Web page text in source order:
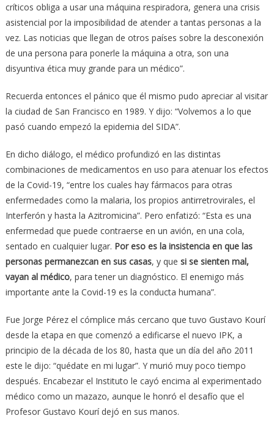
críticos obliga a usar una máquina respiradora, genera una crisis
asistencial por la imposibilidad de atender a tantas personas a la
vez. Las noticias que llegan de otros países sobre la desconexión
de una persona para ponerle la máquina a otra, son una
disyuntiva ética muy grande para un médico”.
Recuerda entonces el pánico que él mismo pudo apreciar al visitar
la ciudad de San Francisco en 1989. Y dijo: “Volvemos a lo que
pasó cuando empezó la epidemia del SIDA”.
En dicho diálogo, el médico profundizó en las distintas
combinaciones de medicamentos en uso para atenuar los efectos
de la Covid-19, “entre los cuales hay fármacos para otras
enfermedades como la malaria, los propios antirretrovirales, el
Interferón y hasta la Azitromicina”. Pero enfatizó: “Esta es una
enfermedad que puede contraerse en un avión, en una cola,
sentado en cualquier lugar. Por eso es la insistencia en que las
personas permanezcan en sus casas, y que si se sienten mal,
vayan al médico, para tener un diagnóstico. El enemigo más
importante ante la Covid-19 es la conducta humana”.
Fue Jorge Pérez el cómplice más cercano que tuvo Gustavo Kourí
desde la etapa en que comenzó a edificarse el nuevo IPK, a
principio de la década de los 80, hasta que un día del año 2011
este le dijo: “quédate en mi lugar”. Y murió muy poco tiempo
después. Encabezar el Instituto le cayó encima al experimentado
médico como un mazazo, aunque le honró el desafío que el
Profesor Gustavo Kourí dejó en sus manos.